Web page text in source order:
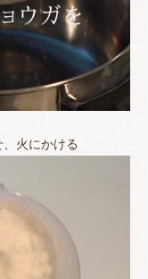
火にかける